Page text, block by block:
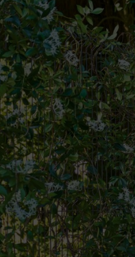
zu begrünen:
bei Wahl der Pflanzen
sinnvoll
und Gräser vor dem